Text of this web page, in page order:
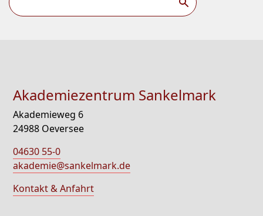
Akademiezentrum Sankelmark
Akademieweg 6
24988 Oeversee
04630 55-0
akademie@sankelmark.de
Kontakt & Anfahrt